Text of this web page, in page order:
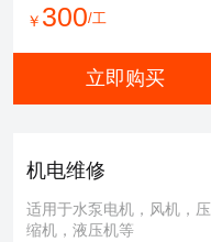
￥ 300/工
立即购买
机电维修
适用于水泵电机，风机，压
缩机，液压机等